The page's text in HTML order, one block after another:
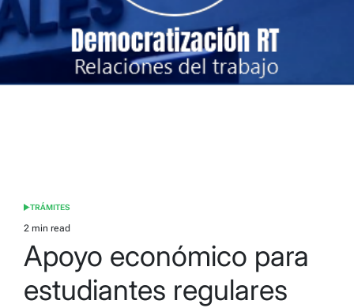
POSTED
IN
TRÁMITES
Estimated
read
time
2 min read
Apoyo económico para
estudiantes regulares